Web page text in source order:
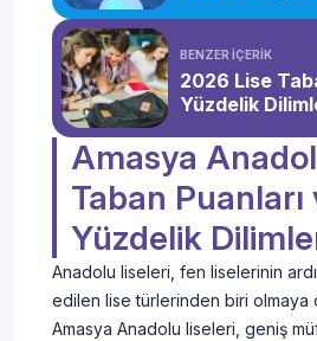
BENZER İÇERİK
2026 Lise
Yüzdelik
Amasya
Taban Puanları
Yüzdelik
Anadolu liseleri, fen liselerinin
edilen lise türlerinden biri olmaya
Amasya Anadolu liseleri, geniş